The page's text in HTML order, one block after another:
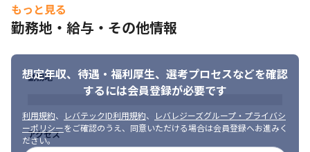
・入社後の早期活躍＆定着に向けた支援として「オンボーディン
グ制度」を導入しています。この制度では、入社後から継続した
「1on1」の定期実施などの、様々な施策を行っております。
・本社勤務の場合は、自社プロダクト開発や受託開発などの社内
業務を準備しています。それら社内業務と並行し、当社技術責任
者が社員一人一人の目指したい方向性をじっくりとヒアリング
し、次月からの案件を探していきます。
・国家資格キャリアコンサルタントが、社員の任意のタイミング
で1on1形式のキャリアコンサルティングを実施します。業務に関
わる内容に限らず、社員1人1人のライフキャリアに寄り添って話
もっと見る
勤務地・給与・その他情報
想定年収、待遇・福利厚生、 選考プロセスなどを確認
するには会員登録が必要です
利用規約、 レバテックID利用規約、
レバレジーズグループ・プライバシ
ーポリシーをご確認のうえ、同意いただける場合は会員登録へお進みく
ださい。
勤務地
アクセス